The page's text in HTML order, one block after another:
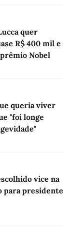
quer
R$ 400 mil e
Nobel
queria viver
"foi longe
vice na
para presidente